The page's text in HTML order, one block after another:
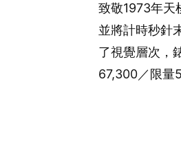
致敬1973年天
並將計時秒針
了視覺層次，
67,300／限量